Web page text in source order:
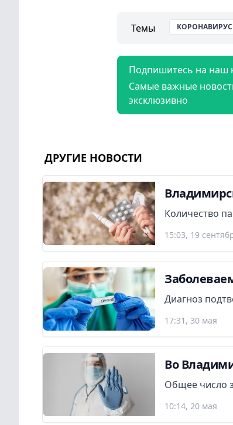
Темы КОРОНАВИРУС
Подпишитесь на наш
Самые важные
эксклюзивно
ДРУГИЕ НОВОСТИ
Количество
15:03, 19
Диагноз
17:31, 30 мая
Во
Общее число
10:14, 20 мая